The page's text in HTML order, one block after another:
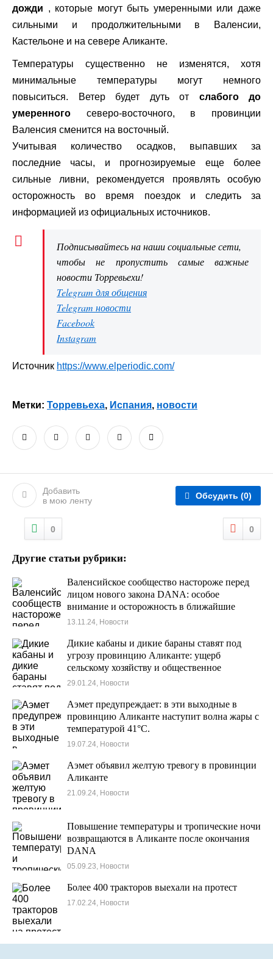
дожди , которые могут быть умеренными или даже
сильными и продолжительными в Валенсии,
Кастельоне и на севере Аликанте.
Температуры существенно не изменятся, хотя
минимальные температуры могут немного
повыситься. Ветер будет дуть от слабого до
умеренного северо-восточного, в провинции
Валенсия сменится на восточный.
Учитывая количество осадков, выпавших за
последние часы, и прогнозируемые еще более
сильные ливни, рекомендуется проявлять особую
осторожность во время поездок и следить за
информацией из официальных источников.
Подписывайтесь на наши социальные сети,
чтобы не пропустить самые важные
новости Торревьехи!
Telegram для общения
Telegram новости
Facebook
Instagram
Источник https://www.elperiodic.com/
Метки: Торревьеха, Испания, новости
Добавить
в мою ленту
Обсудить (0)
0 0
Другие статьи рубрики:
Валенсийское сообщество настороже перед
лицом нового закона DANA: особое
внимание и осторожность в ближайшие
несколько часов в районах, пострадавших от
13.11.24, Новости
Дикие кабаны и дикие бараны ставят под
угрозу провинцию Аликанте: ущерб
сельскому хозяйству и общественное
беспокойство
29.01.24, Новости
Аэмет предупреждает: в эти выходные в
провинцию Аликанте наступит волна жары с
температурой 41°C.
19.07.24, Новости
Аэмет объявил желтую тревогу в провинции
Аликанте
21.09.24, Новости
Повышение температуры и тропические ночи
возвращаются в Аликанте после окончания
DANA
05.09.23, Новости
Более 400 тракторов выехали на протест
17.02.24, Новости